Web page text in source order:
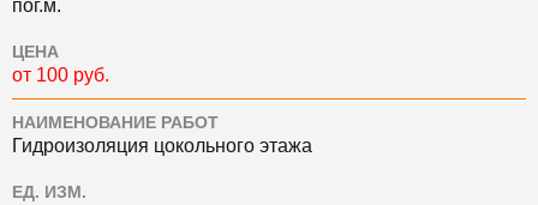
пог.м.
ЦЕНА
от 100 руб.
НАИМЕНОВАНИЕ РАБОТ
Гидроизоляция цокольного этажа
ЕД. ИЗМ.